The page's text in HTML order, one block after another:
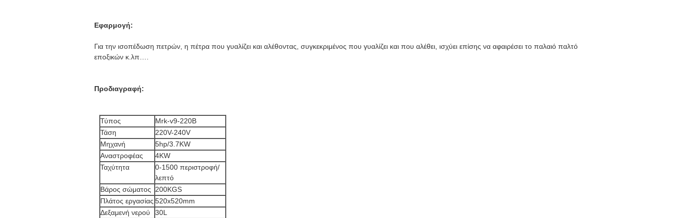
Εφαρμογή:
Για την ισοπέδωση πετρών, η πέτρα που γυαλίζει και αλέθοντας, συγκεκριμένος που γυαλίζει και που αλέθει, ισχύει επίσης να αφαιρέσει το παλαιό παλτό
εποξικών κ.λπ….
Προδιαγραφή:
Τύπος
Mrk-v9-220B
Τάση
220V-240V
Μηχανή
5hp/3.7KW
Αναστροφέας
4KW
Ταχύτητα
0-1500 περιστροφή/
λεπτό
Βάρος σώματος
200KGS
Πλάτος εργασίας 520x520mm
Δεξαμενή νερού
30L